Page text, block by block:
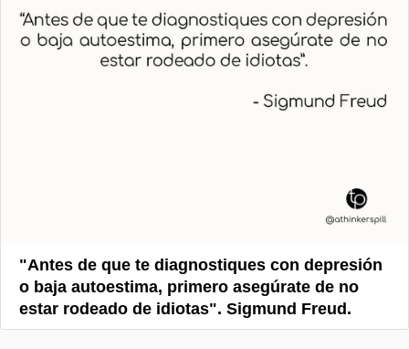
"Antes de que te diagnostiques con depresión
o baja autoestima, primero asegúrate de no
estar rodeado de idiotas". Sigmund Freud.